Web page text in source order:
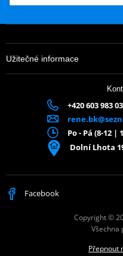
Užitečné informace
+420 603 983
Po - Pá (8-12 |
Dolní Lhota
Facebook
Copyright ©
Všechna
Přepnout